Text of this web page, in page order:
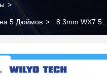
>
5 Дюймов > 8.3mm WX7 5
дисплея серых двойных